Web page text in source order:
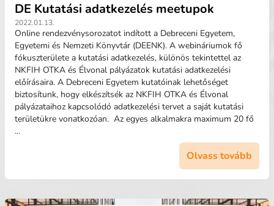
DE Kutatási adatkezelés meetupok
2022.01.13.
Online rendezvénysorozatot indított a Debreceni Egyetem,
Egyetemi és Nemzeti Könyvtár (DEENK). A webináriumok fő
fókuszterülete a kutatási adatkezelés, különös tekintettel az
NKFIH OTKA és Élvonal pályázatok kutatási adatkezelési
előírásaira. A Debreceni Egyetem kutatóinak lehetőséget
biztosítunk, hogy elkészítsék az NKFIH OTKA és Élvonal
pályázataihoz kapcsolódó adatkezelési tervet a saját kutatási
területükre vonatkozóan. Az egyes alkalmakra maximum 20 fő
...
Olvass tovább